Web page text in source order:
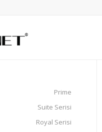
Prime
Suite Serisi
Royal Serisi